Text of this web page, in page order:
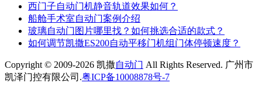
西门子自动门机静音轨道效果如何？
船舱手术室自动门案例介绍
玻璃自动门图片哪里找？如何挑选合适的款式？
如何调节凯撒ES200自动平移门机组门体停顿速度？
Copyright © 2009-2026 凯撒自动门 All Rights Reserved. 广州市
凯泽门控有限公司.粤ICP备10008878号-7